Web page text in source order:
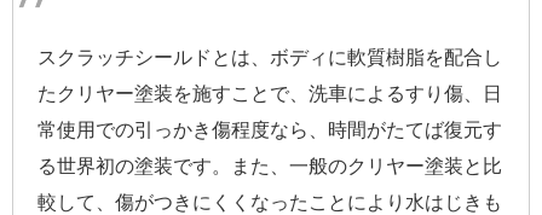
スクラッチシールドとは、ボディに軟質樹脂を配合し
たクリヤー塗装を施すことで、洗車によるすり傷、日
常使用での引っかき傷程度なら、時間がたてば復元す
る世界初の塗装です。また、一般のクリヤー塗装と比
較して、傷がつきにくくなったことにより水はじきも